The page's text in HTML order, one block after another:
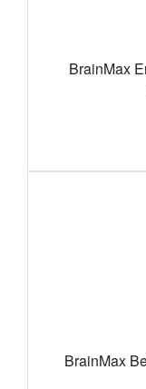
BrainMax
BrainMax